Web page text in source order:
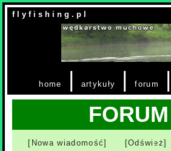
f l y f i s h i n g . p l
home | artykuły |forum |
[Nowa wiadomość] [Odśwież]